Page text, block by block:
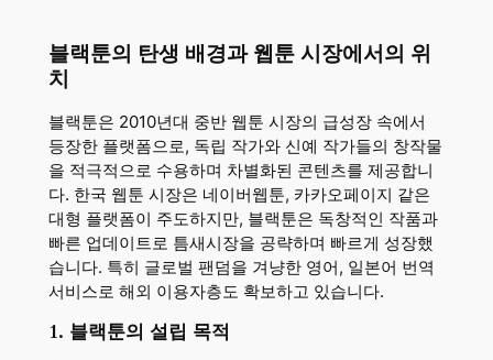
블랙툰의 탄생 배경과 웹툰 시장에서의 위
치
블랙툰은 2010년대 중반 웹툰 시장의 급성장 속에서
등장한 플랫폼으로, 독립 작가와 신예 작가들의 창작물
을 적극적으로 수용하며 차별화된 콘텐츠를 제공합니
다. 한국 웹툰 시장은 네이버웹툰, 카카오페이지 같은
대형 플랫폼이 주도하지만, 블랙툰은 독창적인 작품과
빠른 업데이트로 틈새시장을 공략하며 빠르게 성장했
습니다. 특히 글로벌 팬덤을 겨냥한 영어, 일본어 번역
서비스로 해외 이용자층도 확보하고 있습니다.
1. 블랙툰의 설립 목적